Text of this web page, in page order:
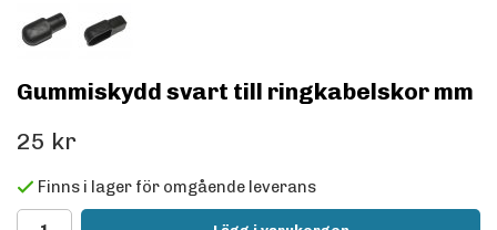
Gummiskydd svart till ringkabelskor mm
25 kr
Finns i lager för omgående leverans